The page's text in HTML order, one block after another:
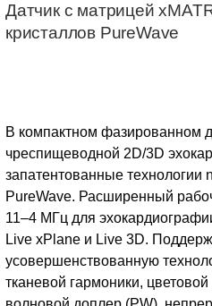
Датчик с матрицей
кристаллов PureWave
В компактном фазированном
чреспищеводной 2D/3D
запатентованные технологии
PureWave. Расширенный
11–4 МГц для
Live xPlane и Live 3D.
усовершенствованную
тканевой гармоники,